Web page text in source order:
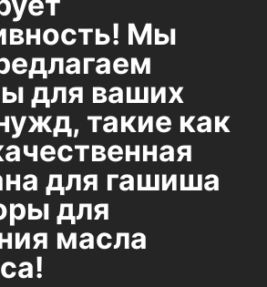
Мы
для ваших
такие как
для гашиша
для
масла